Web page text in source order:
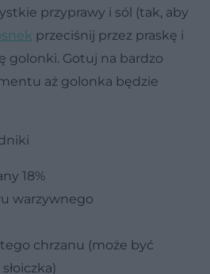
przyprawy i sól (tak, aby
przeciśnij przez praskę i
golonki. Gotuj na bardzo
aż golonka będzie
18%
warzywnego
chrzanu (może być